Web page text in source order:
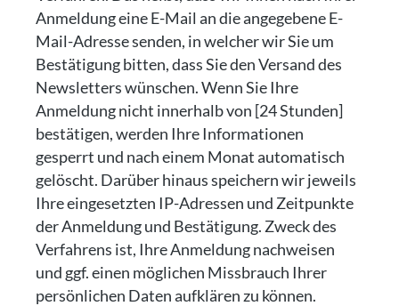
Anmeldung eine E-Mail an die angegebene E-
Mail-Adresse senden, in welcher wir Sie um
Bestätigung bitten, dass Sie den Versand des
Newsletters wünschen. Wenn Sie Ihre
Anmeldung nicht innerhalb von [24 Stunden]
bestätigen, werden Ihre Informationen
gesperrt und nach einem Monat automatisch
gelöscht. Darüber hinaus speichern wir jeweils
Ihre eingesetzten IP-Adressen und Zeitpunkte
der Anmeldung und Bestätigung. Zweck des
Verfahrens ist, Ihre Anmeldung nachweisen
und ggf. einen möglichen Missbrauch Ihrer
persönlichen Daten aufklären zu können.